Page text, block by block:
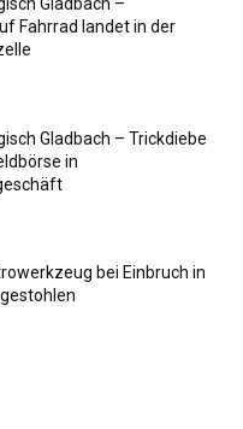
Fahrrad landet in der
Gladbach – Trickdiebe
in
bei Einbruch in